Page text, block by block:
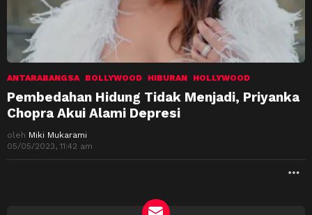
ANTARABANGSA BOLLYWOOD HIBURAN HOLLYWOOD
Pembedahan Hidung Tidak Menjadi, Priyanka
Chopra Akui Alami Depresi
oleh Miki Mukarami
05/05/2023, 11:42 am